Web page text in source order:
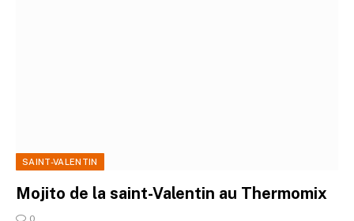
SAINT-VALENTIN
Mojito de la saint-Valentin au Thermomix
0